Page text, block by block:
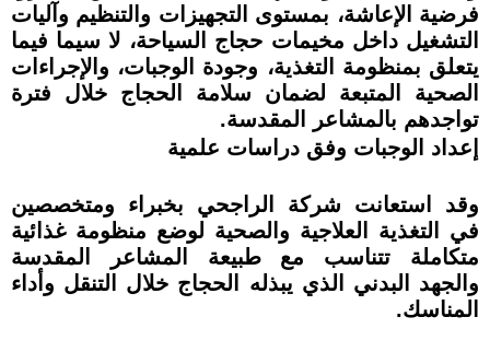
فرضية الإعاشة، بمستوى التجهيزات والتنظيم وآليات
التشغيل داخل مخيمات حجاج السياحة، لا سيما فيما
يتعلق بمنظومة التغذية، وجودة الوجبات، والإجراءات
الصحية المتبعة لضمان سلامة الحجاج خلال فترة
تواجدهم بالمشاعر المقدسة.
إعداد الوجبات وفق دراسات علمية
وقد استعانت شركة الراجحي بخبراء ومتخصصين
في التغذية العلاجية والصحية لوضع منظومة غذائية
متكاملة تتناسب مع طبيعة المشاعر المقدسة
والجهد البدني الذي يبذله الحجاج خلال التنقل وأداء
المناسك.